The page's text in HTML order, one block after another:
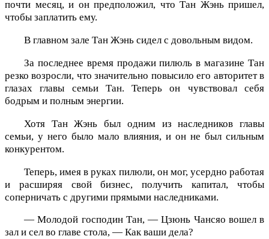
почти месяц, и он предположил, что Тан Жэнь пришел,
чтобы заплатить ему.
В главном зале Тан Жэнь сидел с довольным видом.
За последнее время продажи пилюль в магазине Тан
резко возросли, что значительно повысило его авторитет в
глазах главы семьи Тан. Теперь он чувствовал себя
бодрым и полным энергии.
Хотя Тан Жэнь был одним из наследников главы
семьи, у него было мало влияния, и он не был сильным
конкурентом.
Теперь, имея в руках пилюли, он мог, усердно работая
и расширяя свой бизнес, получить капитал, чтобы
соперничать с другими прямыми наследниками.
— Молодой господин Тан, — Цзюнь Чансяо вошел в
зал и сел во главе стола, — Как ваши дела?